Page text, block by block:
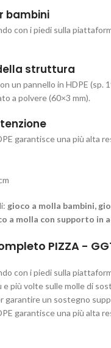
bambini
con i piedi sulla
struttura
un pannello in HDPE
a polvere (60×3 mm).
garantisce una più alta
gioco a molla bambini,
a molla con supporto in
PIZZA -
con i piedi sulla
e più volte sulle molle di
garantire un sostegno
garantisce una più alta